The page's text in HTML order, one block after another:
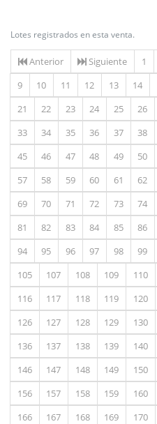
Lotes registrados en esta venta.
Anterior Siguiente 1
9
10 11 12 13 14
21
22 23 24 25 26
33
34 35 36 37 38
45
46 47 48 49 50
57
58 59 60 61 62
69
70 71 72 73 74
81
82 83 84 85 86
94
95 96 97 98 99
105
107 108 109 110
116
117 118 119 120
126
127 128 129 130
136
137 138 139 140
146
147 148 149 150
156
157 158 159 160
166
167 168 169 170